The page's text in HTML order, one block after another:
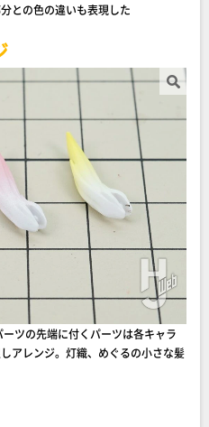
との色の違いも表現した
ツの先端に付くパーツは各キャラ
アレンジ。灯織、めぐるの小さな髪